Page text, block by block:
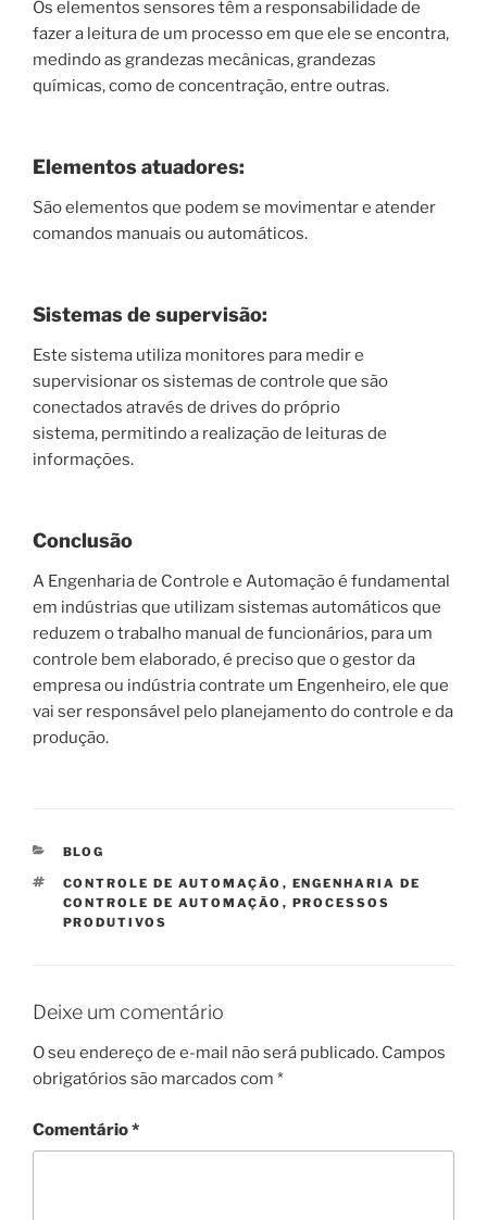
Os elementos sensores têm a responsabilidade de
fazer a leitura de um processo em que ele se encontra,
medindo as grandezas mecânicas, grandezas
químicas, como de concentração, entre outras.
Elementos atuadores:
São elementos que podem se movimentar e atender
comandos manuais ou automáticos.
Sistemas de supervisão:
Este sistema utiliza monitores para medir e
supervisionar os sistemas de controle que são
conectados através de drives do próprio
sistema, permitindo a realização de leituras de
informações.
Conclusão
A Engenharia de Controle e Automação é fundamental
em indústrias que utilizam sistemas automáticos que
reduzem o trabalho manual de funcionários, para um
controle bem elaborado, é preciso que o gestor da
empresa ou indústria contrate um Engenheiro, ele que
vai ser responsável pelo planejamento do controle e da
produção.
CATEGORIAS
BLOG
TAGS
CONTROLE DE AUTOMAÇÃO , ENGENHARIA DE
CONTROLE DE AUTOMAÇÃO , PROCESSOS
PRODUTIVOS
Deixe um comentário
O seu endereço de e-mail não será publicado. Campos
obrigatórios são marcados com *
Comentário*